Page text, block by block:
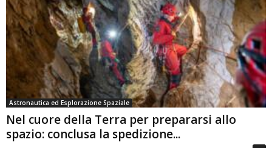
Astronautica ed Esplorazione Spaziale
Nel cuore della Terra per prepararsi allo
spazio: conclusa la spedizione...